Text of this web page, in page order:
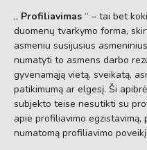
„ Profiliavimas “ – tai bet
duomenų tvarkymo forma,
asmeniu susijusius
numatyti to asmens darbo
gyvenamąją vietą, sveikatą,
patikimumą ar elgesį. Ši
subjekto teise nesutikti su
apie profiliavimo
numatomą profiliavimo